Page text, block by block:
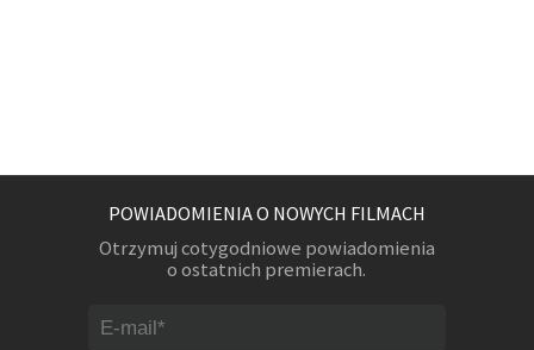
POWIADOMIENIA O NOWYCH FILMACH
Otrzymuj cotygodniowe powiadomienia
o ostatnich premierach.